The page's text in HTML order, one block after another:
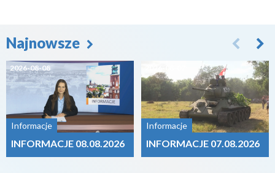
Najnowsze
2026-08-08
Informacje
INFORMACJE 08.08.2026
Informacje
INFORMACJE 07.08.2026